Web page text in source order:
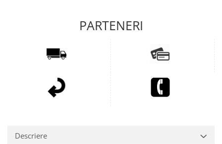
Descriere